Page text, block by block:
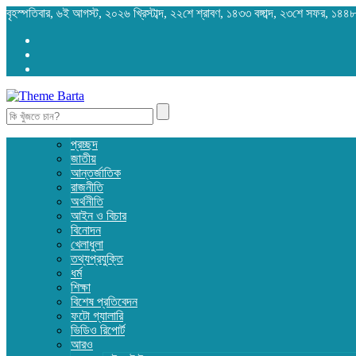
বৃহস্পতিবার, ৬ই আগস্ট, ২০২৬ খ্রিস্টাব্দ, ২২শে শ্রাবণ, ১৪৩৩ বঙ্গাব্দ, ২৩শে সফর, ১৪৪৮
Search
for:
প্রচ্ছদ
জাতীয়
আন্তর্জাতিক
রাজনীতি
অর্থনীতি
আইন ও বিচার
বিনোদন
খেলাধুলা
তথ্যপ্রযুক্তি
ধর্ম
শিক্ষা
বিশেষ প্রতিবেদন
ফটো গ্যালারি
ভিডিও রিপোর্ট
আরও